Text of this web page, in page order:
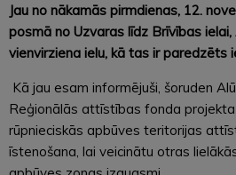
Jau no nākamās pirmdienas, 12.
posmā no Uzvaras līdz Brīvības ielai,
vienvirziena ielu, kā tas ir paredzēts
Kā jau esam informējuši, šoruden
Reģionālās attīstības fonda projekta
rūpnieciskās apbūves teritorijas
īstenošana, lai veicinātu otras